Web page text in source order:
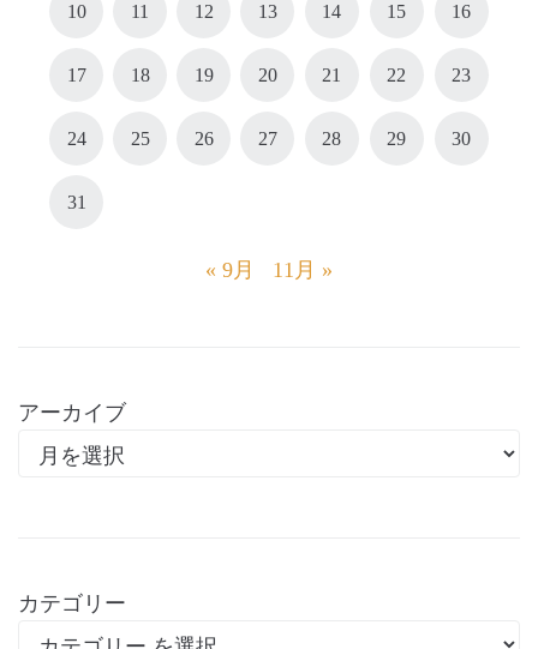
10 11 12 13 14 15 16
17 18 19 20 21 22 23
24 25 26 27 28 29 30
31
« 9月 11月 »
アーカイブ
カテゴリー